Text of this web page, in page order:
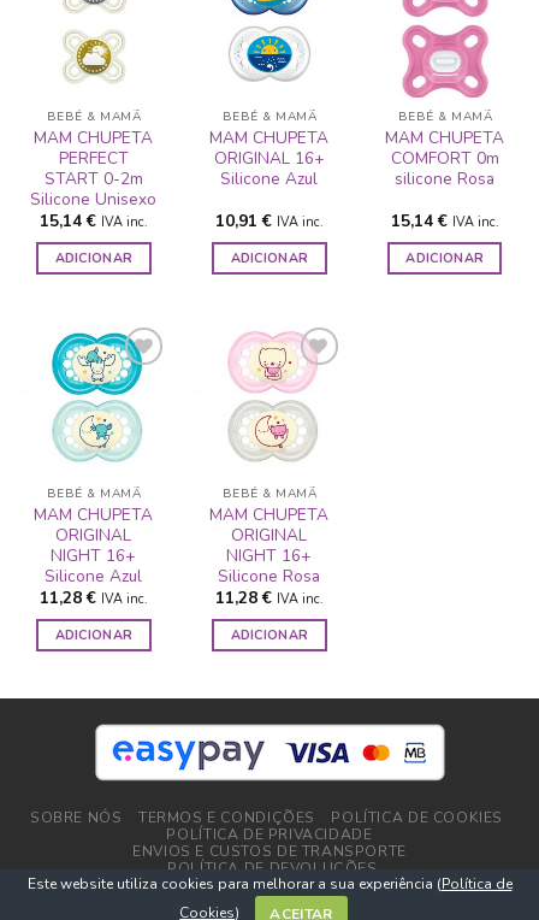
ADICIONAR
A LISTA DE
BEBÉ & MAMÃ
MAM CHUPETA
PERFECT
START 0-2m
Silicone Unisexo
15,14€ IVA inc.
ADICIONAR
ADICIONAR
A LISTA DE
BEBÉ & MAMÃ
MAM CHUPETA
ORIGINAL 16+
Silicone Azul
10,91€ IVA inc.
ADICIONAR
ADICIONAR
A LISTA DE
DESEJOS
BEBÉ & MAMÃ
MAM CHUPETA
COMFORT 0m
silicone Rosa
15,14€ IVA inc.
ADICIONAR
ADICIONAR
A LISTA DE
BEBÉ & MAMÃ
MAM CHUPETA
ORIGINAL
NIGHT 16+
Silicone Azul
11,28€ IVA inc.
ADICIONAR
ADICIONAR
A LISTA DE
BEBÉ & MAMÃ
MAM CHUPETA
ORIGINAL
NIGHT 16+
Silicone Rosa
11,28€ IVA inc.
ADICIONAR
SOBRE NÓS TERMOS E CONDIÇÕES
POLÍTICA DE COOKIES
POLÍTICA DE PRIVACIDADE
ENVIOS E CUSTOS DE TRANSPORTE
POLÍTICA DE DEVOLUÇÕES
Copyright 2026 ©DPlushop.pt
Este website utiliza cookies para melhorar a sua experiência (Política de
Cookies) ACEITAR